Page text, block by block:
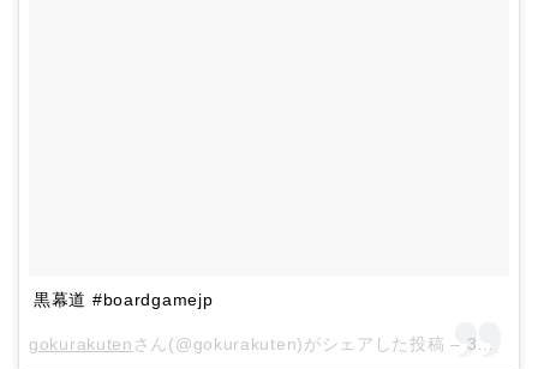
黒幕道 #boardgamejp
gokurakuten さん(@gokurakuten)がシェアした投稿 – 3月 21, 2018 at 7:23午前 PDT